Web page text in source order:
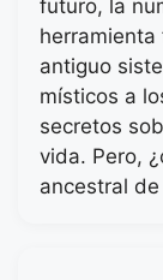
futuro, la
herramienta
antiguo
místicos a
secretos
vida. Pero,
ancestral